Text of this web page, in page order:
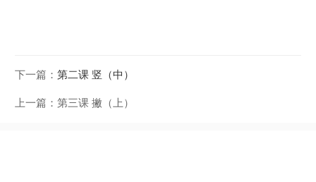
下一篇： 第二课 竖（中）
上一篇： 第三课 撇（上）